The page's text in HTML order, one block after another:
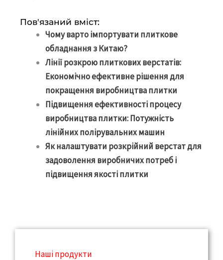
Пов'язаний вміст:
Чому варто імпортувати плиткове
обладнання з Китаю?
Лінії розкрою плиткових верстатів:
Економічно ефективне рішення для
покращення виробництва плитки
Підвищення ефективності процесу
виробництва плитки: Потужність
лінійних полірувальних машин
Як налаштувати розкрійний верстат для
задоволення виробничих потреб і
підвищення якості плитки
Наші продукти